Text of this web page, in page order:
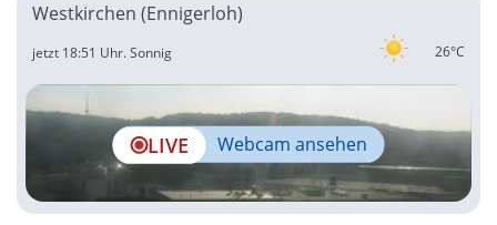
Westkirchen (Ennigerloh)
26°C
jetzt 18:51 Uhr.Sonnig
LIVE Webcam ansehen